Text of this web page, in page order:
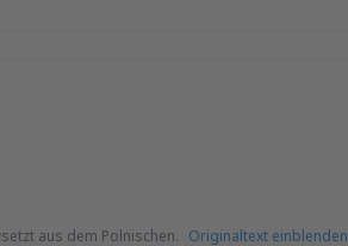
aus dem Polnischen. Originaltext einblenden